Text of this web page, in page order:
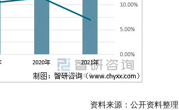
资料来源：公开资料整理